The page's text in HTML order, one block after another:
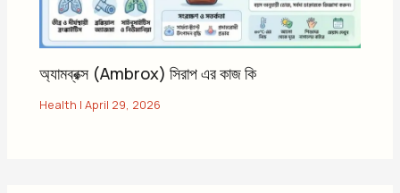
অ্যামব্রক্স (Ambrox) সিরাপ এর কাজ কি
Health |April 29, 2026